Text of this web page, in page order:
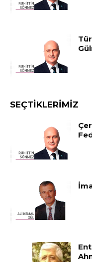
SEÇTIKLERIMIZ